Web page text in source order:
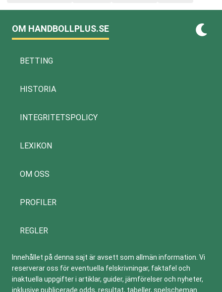
OM HANDBOLLPLUS.SE
BETTING
HISTORIA
INTEGRITETSPOLICY
LEXIKON
OM OSS
PROFILER
REGLER
Innehållet på denna sajt är avsett som allmän information. Vi
reserverar oss för eventuella felskrivningar, faktafel och
inaktuella uppgifter i artiklar, guider, jämförelser och nyheter,
inklusive publicerade odds, resultat, tabeller, spelscheman